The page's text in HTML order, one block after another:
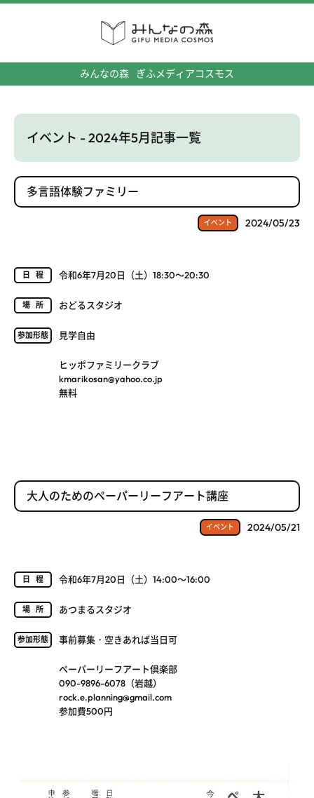
みんなの森 ぎふメディアコスモス
イベント - 2024年5月記事一覧
多言語体験ファミリー
イベント 2024/05/23
日程 令和6年7月20日（土）18:30～20:30
場所 おどるスタジオ
参加形態 見学自由
ヒッポファミリークラブ
kmarikosan@yahoo.co.jp
無料
大人のためのペーパーリーフアート講座
イベント 2024/05/21
日程 令和6年7月20日（土）14:00～16:00
場所 あつまるスタジオ
参加形態 事前募集・空きあれば当日可
ペーパーリーフアート倶楽部
090-9896-6078（岩越）
rock.e.planning@gmail.com
参加費500円